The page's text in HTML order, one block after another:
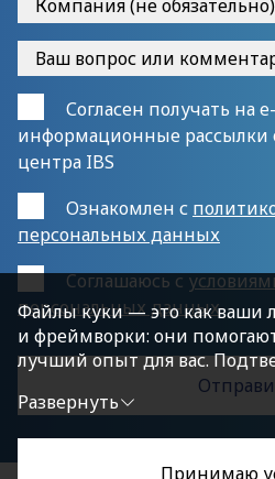
Согласен получать на
информационные рассылки
центра IBS
Ознакомлен с
персональных данных
Cоглашаюсь с
персональных данных
Файлы куки — это как ваши
и фреймворки: они
лучший опыт для вас.
политикой
«Принимаю условия», чтобы
Развернуть
Принимаю